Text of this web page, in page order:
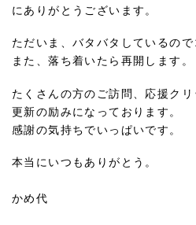
にありがとうございます。
ただいま、バタバタしているの
また、落ち着いたら再開します
たくさんの方のご訪問、応援ク
更新の励みになっております。
感謝の気持ちでいっぱいです。
本当にいつもありがとう。
かめ代